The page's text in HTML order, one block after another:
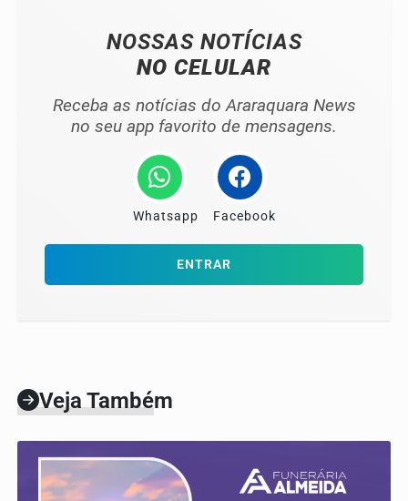
NOSSAS NOTÍCIAS
NO CELULAR
Receba as notícias do Araraquara News
no seu app favorito de mensagens.
Whatsapp Facebook
ENTRAR
Veja Também